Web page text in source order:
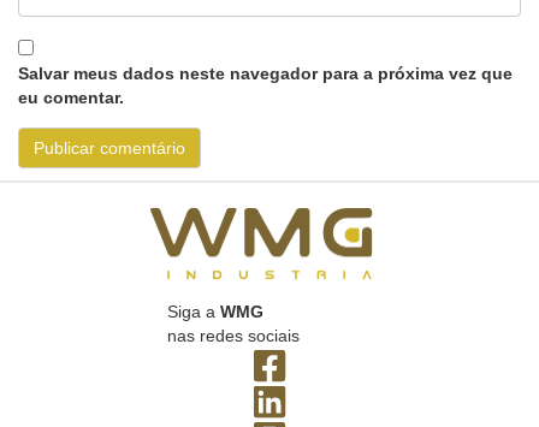
Salvar meus dados neste navegador para a próxima vez que
eu comentar.
Siga a WMG
nas redes sociais